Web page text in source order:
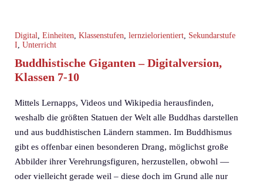
Digital Einheiten Klassenstufen lernzielorientiert Sekundarstufe
I Unterricht
Buddhistische Giganten – Digitalversion,
Klassen 7-10
Mittels Lernapps, Videos und Wikipedia herausfinden,
weshalb die größten Statuen der Welt alle Buddhas darstellen
und aus buddhistischen Ländern stammen. Im Buddhismus
gibt es offenbar einen besonderen Drang, möglichst große
Abbilder ihrer Verehrungsfiguren, herzustellen, obwohl —
oder vielleicht gerade weil – diese doch im Grund alle nur